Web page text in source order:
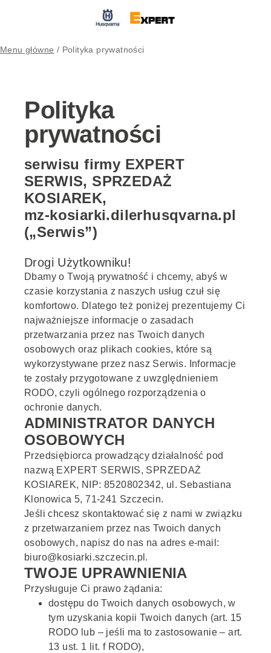
Menu główne / Polityka prywatności
Polityka
prywatności
serwisu firmy EXPERT
SERWIS, SPRZEDAŻ
KOSIAREK,
mz-kosiarki.dilerhusqvarna.pl
(„Serwis”)
Drogi Użytkowniku!
Dbamy o Twoją prywatność i chcemy, abyś w
czasie korzystania z naszych usług czuł się
komfortowo. Dlatego też poniżej prezentujemy Ci
najważniejsze informacje o zasadach
przetwarzania przez nas Twoich danych
osobowych oraz plikach cookies, które są
wykorzystywane przez nasz Serwis. Informacje
te zostały przygotowane z uwzględnieniem
RODO, czyli ogólnego rozporządzenia o
ochronie danych.
ADMINISTRATOR DANYCH
OSOBOWYCH
Przedsiębiorca prowadzący działalność pod
nazwą EXPERT SERWIS, SPRZEDAŻ
KOSIAREK, NIP: 8520802342, ul. Sebastiana
Klonowica 5, 71-241 Szczecin.
Jeśli chcesz skontaktować się z nami w związku
z przetwarzaniem przez nas Twoich danych
osobowych, napisz do nas na adres e-mail:
biuro@kosiarki.szczecin.pl.
TWOJE UPRAWNIENIA
Przysługuje Ci prawo żądania:
dostępu do Twoich danych osobowych, w
tym uzyskania kopii Twoich danych (art. 15
RODO lub – jeśli ma to zastosowanie – art.
13 ust. 1 lit. f RODO),